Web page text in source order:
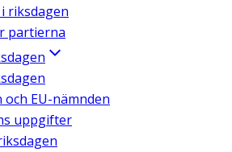
riksdagen
partierna
EU-nämnden
uppgifter